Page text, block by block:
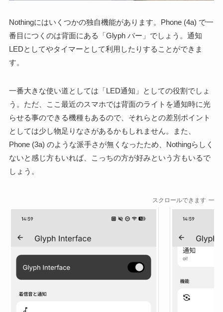
Nothingにはいくつかの独自機能があります。Phone (4a) で一
番目につくのは背面にある「Glyph バー」でしょう。通知
LEDとしてやタイマーとして利用したりすることができま
す。
一番大きな使い道としては「LED通知」としての役割でしょ
う。ただ、ここ最近のスマホでは背面のライトを通知時に光
らせる事のできる機種もあるので、それらとの差別ポイント
としては少し物足りなさがあるかもしれません。また、
Phone (3a) のような派手さが無くなったため、Nothingらしく
ないと感じ方もいれば、こっちの方が好みという方もいるで
しょう。
スクロールできます